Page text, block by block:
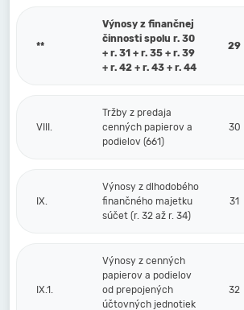
**
Výnosy z finančnej
činnosti spolu r. 30
+ r. 31 + r. 35 + r. 39
+ r. 42 + r. 43 + r. 44
29
VIII.
Tržby z predaja
cenných papierov a
podielov (661)
30
IX.
Výnosy z dlhodobého
finančného majetku
súčet (r. 32 až r. 34)
31
IX.1.
Výnosy z cenných
papierov a podielov
od prepojených
účtovných jednotiek
32